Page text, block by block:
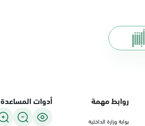
روابط مهمة
بوابة وزارة الداخلية
أدوات المساعدة